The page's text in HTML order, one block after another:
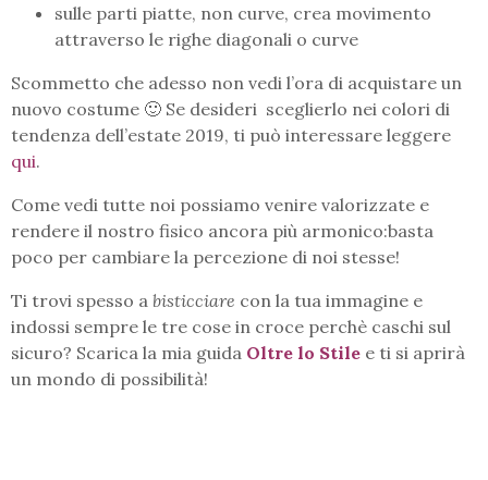
sulle parti piatte, non curve, crea movimento
attraverso le righe diagonali o curve
Scommetto che adesso non vedi l’ora di acquistare un
nuovo costume 🙂 Se desideri sceglierlo nei colori di
tendenza dell’estate 2019, ti può interessare leggere
qui.
Come vedi tutte noi possiamo venire valorizzate e
rendere il nostro fisico ancora più armonico:basta
poco per cambiare la percezione di noi stesse!
Ti trovi spesso a bisticciare con la tua immagine e
indossi sempre le tre cose in croce perchè caschi sul
sicuro? Scarica la mia guida Oltre lo Stile e ti si aprirà
un mondo di possibilità!